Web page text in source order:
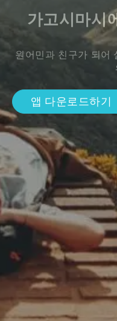
가고시마시
원어민과 친구가 되어
앱 다운로드하기